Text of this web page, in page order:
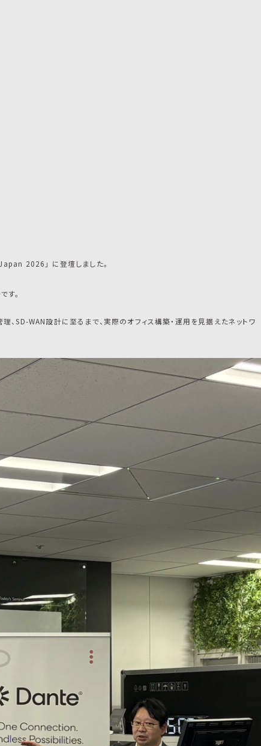
2026」 に登壇しました。
す。
、SD-WAN設計に至るまで、実際のオフィス構築・運用を見据えたネットワ